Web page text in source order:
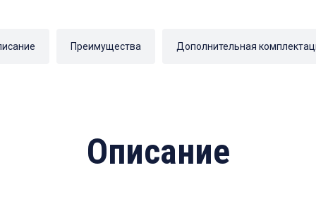
Преимущества Дополнительная
Описание